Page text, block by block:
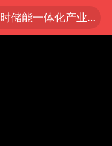
全球首个长时储能一体化产业园量产